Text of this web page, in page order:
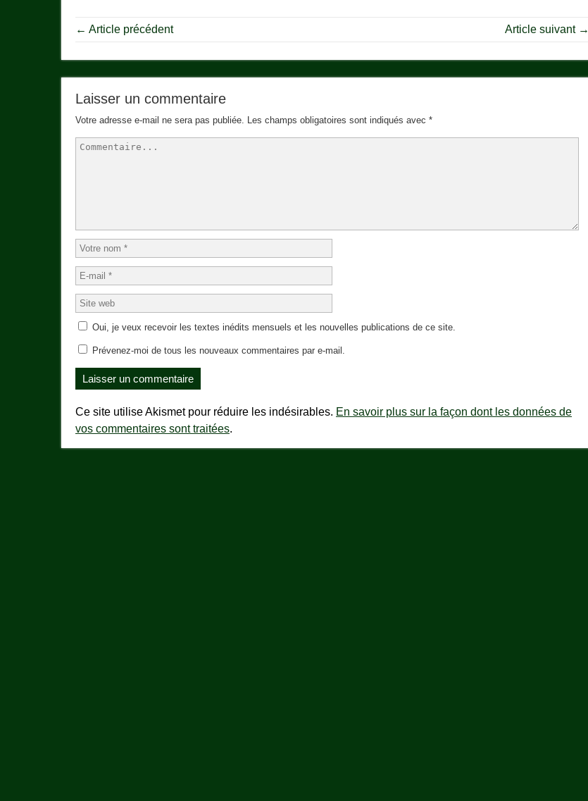
← Article précédent Article suivant →
Laisser un commentaire
Votre adresse e-mail ne sera pas publiée. Les champs obligatoires sont indiqués avec *
Oui, je veux recevoir les textes inédits mensuels et les nouvelles publications de ce site.
Prévenez-moi de tous les nouveaux commentaires par e-mail.
Ce site utilise Akismet pour réduire les indésirables. En savoir plus sur la façon dont les données de
vos commentaires sont traitées.